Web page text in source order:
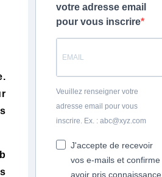
votre adresse email
pour vous inscrire
Veuillez renseigner votre
adresse email pour vous
inscrire. Ex. : abc@xyz.com
J'accepte de recevoir
vos e-mails et confirme
avoir pris connaissance